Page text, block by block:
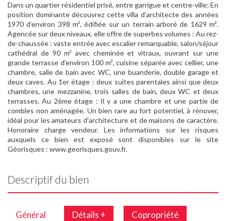
Dans un quartier résidentiel prisé, entre garrigue et centre-ville; En
position dominante découvrez cette villa d’architecte des années
1970 d’environ 398 m², édifiée sur un terrain arboré de 1629 m².
Agencée sur deux niveaux, elle offre de superbes volumes : Au rez-
de-chaussée : vaste entrée avec escalier remarquable, salon/séjour
cathédral de 90 m² avec cheminée et vitraux, ouvrant sur une
grande terrasse d’environ 100 m², cuisine séparée avec cellier, une
chambre, salle de bain avec WC, une buanderie, double garage et
deux caves. Au 1er étage : deux suites parentales ainsi que deux
chambres, une mezzanine, trois salles de bain, deux WC et deux
terrasses. Au 2ème étage : Il y a une chambre et une partie de
combles non aménagée. Un bien rare au fort potentiel, à rénover,
idéal pour les amateurs d’architecture et de maisons de caractère.
Honoraire charge vendeur. Les informations sur les risques
auxquels ce bien est exposé sont disponibles sur le site
Géorisques : www.georisques.gouv.fr.
Descriptif du bien
Général Détails + Copropriété